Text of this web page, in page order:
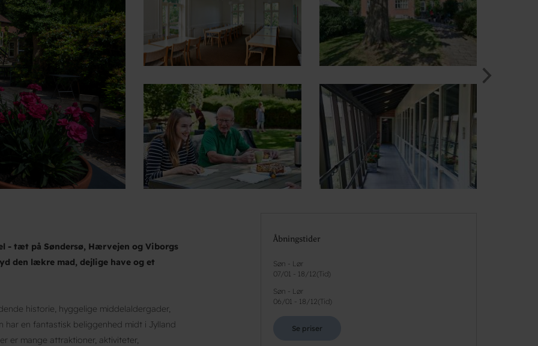
- tæt på Søndersø, Hærvejen og Viborgs
den lækre mad, dejlige have og et
historie, hyggelige middelaldergader,
en fantastisk beliggenhed midt i Jylland
er mange attraktioner, aktiviteter,
Åbningstider
Søn - Lør
07/01 - 18/12( Tid)
Søn - Lør
06/01 - 18/12( Tid)
Se priser